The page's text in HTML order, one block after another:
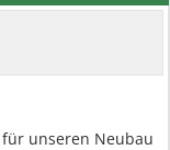
unseren Neubau